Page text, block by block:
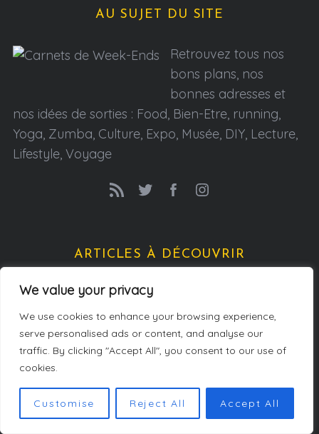
We value your privacy
We use cookies to enhance your browsing experience,
serve personalised ads or content, and analyse our
traffic. By clicking "Accept All", you consent to our use of
cookies.
Customise Reject All Accept All
AU SUJET DU SITE
Retrouvez tous nos
bons plans, nos
bonnes adresses et
nos idées de sorties : Food, Bien-Etre, running,
Yoga, Zumba, Culture, Expo, Musée, DIY, Lecture,
Lifestyle, Voyage
ARTICLES À DÉCOUVRIR